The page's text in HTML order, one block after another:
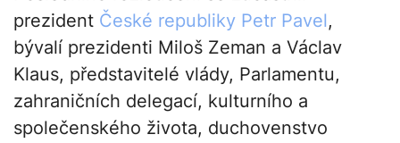
prezident České republiky Petr Pavel,
bývalí prezidenti Miloš Zeman a Václav
Klaus, představitelé vlády, Parlamentu,
zahraničních delegací, kulturního a
společenského života, duchovenstvo